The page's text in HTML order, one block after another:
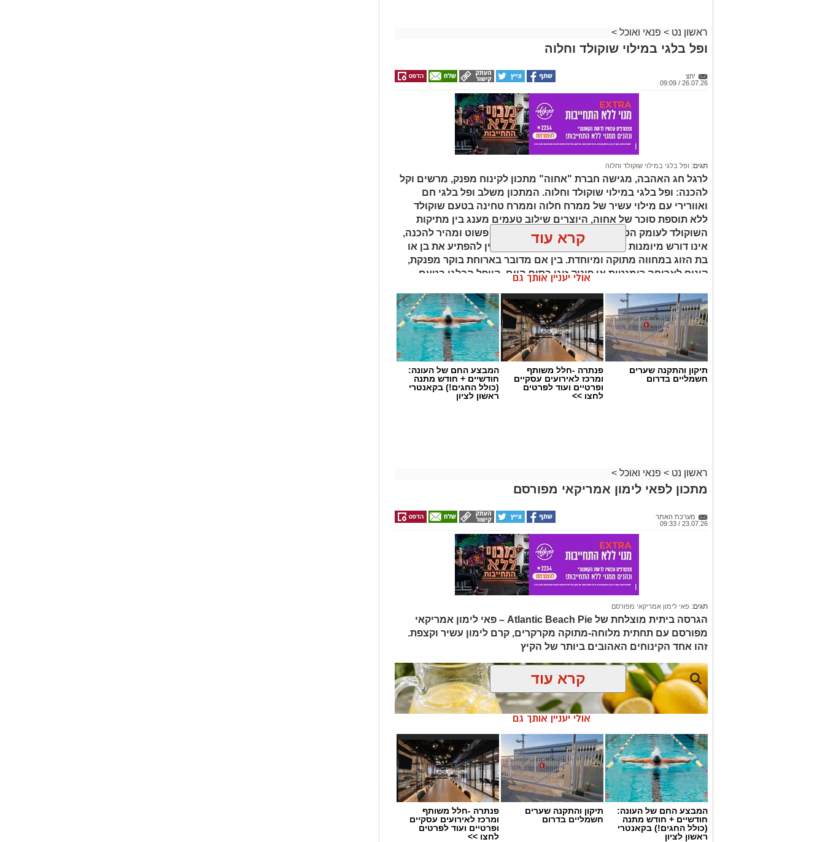
ראשון נט > פנאי ואוכל >
ופל בלגי במילוי שוקולד וחלוה
יחצ
26.07.26 / 09:09
תגים: ופל בלגי במילוי שוקולד וחלוה
לרגל חג האהבה, מגישה חברת "אחוה" מתכון לקינוח מפנק, מרשים וקל
להכנה: ופל בלגי במילוי שוקולד וחלוה. המתכון משלב ופל בלגי חם
ואוורירי עם מילוי עשיר של ממרח חלוה וממרח טחינה בטעם שוקולד
ללא תוספת סוכר של אחוה, היוצרים שילוב טעמים מענג בין מתיקות
השוקולד לעומק הטעם הייחודי של החלוה. המתכון פשוט ומהיר להכנה,
אינו דורש מיומנות מיוחדת ומתאים לכל מי שמעוניין להפתיע את בן או
בת הזוג במחווה מתוקה ומיוחדת. בין אם מדובר בארוחת בוקר מפנקת,
קינוח לארוחה רומנטית או פינוק זוגי בסוף היום, הוופל הבלגי בטעם
ופל בלגי במילוי שוקולד וחלוה צילום הדס ניצן
):
1 כף סוכר
1 כפית תמצית וניל
1/4 כוס שמן (או חמאה מומסת)
1 כוס חלב
1 כף אבקת אפייה
קורט מלח
למילוי:
1/2 כוס ממרח חלוה של "אחוה"
1/2 כוס ממרח טחינה בטעם שוקולד ללא תוספת סוכר של "אחוה
קרא עוד
אולי יעניין אותך גם
תיקון והתקנה שערים
חשמליים בדרום
פנתרה -חלל משותף
ומרכז לאירועים עסקיים
ופרטיים ועוד לפרטים
לחצו >>
המבצע החם של העונה:
חודשיים + חודש מתנה
(כולל החגים!) בקאנטרי
ראשון לציון
ראשון נט > פנאי ואוכל >
מתכון לפאי לימון אמריקאי מפורסם
מערכת האתר
23.07.26 / 09:33
תגים: פאי לימון אמריקאי מפורסם
הגרסה ביתית מוצלחת של Atlantic Beach Pie – פאי לימון אמריקאי
מפורסם עם תחתית מלוחה-מתוקה מקרקרים, קרם לימון עשיר וקצפת.
זהו אחד הקינוחים האהובים ביותר של הקיץ
קרא עוד
אולי יעניין אותך גם
המבצע החם של העונה:
חודשיים + חודש מתנה
(כולל החגים!) בקאנטרי
ראשון לציון
תיקון והתקנה שערים
חשמליים בדרום
פנתרה -חלל משותף
ומרכז לאירועים עסקיים
ופרטיים ועוד לפרטים
לחצו >>